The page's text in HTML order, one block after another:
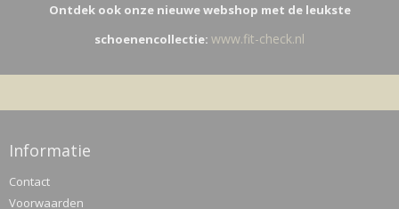
Ontdek ook onze nieuwe webshop met de leukste
schoenencollectie: www.fit-check.nl
Informatie
Contact
Voorwaarden